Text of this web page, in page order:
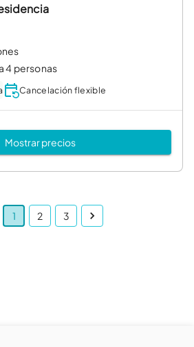
4 personas
Cancelación flexible
Mostrar precios
1 2 3